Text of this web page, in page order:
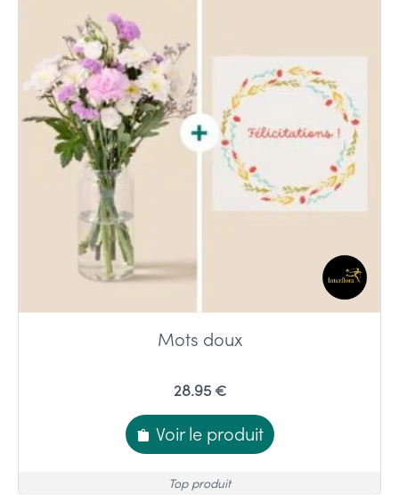
Mots doux
28.95 €
Voir le produit
Top produit